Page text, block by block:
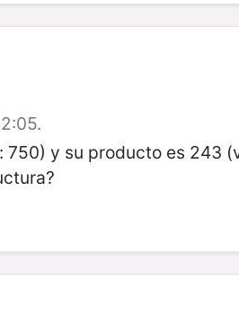
y su producto es 243